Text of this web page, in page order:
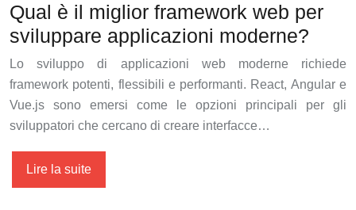
Qual è il miglior framework web per
sviluppare applicazioni moderne?
Lo sviluppo di applicazioni web moderne richiede
framework potenti, flessibili e performanti. React, Angular e
Vue.js sono emersi come le opzioni principali per gli
sviluppatori che cercano di creare interfacce…
Lire la suite